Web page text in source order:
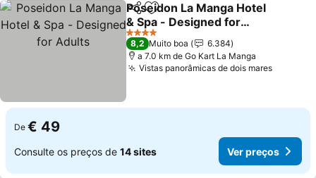
PartilharAdicionar aos favoritos
Poseidon La Manga Hotel
& Spa - Designed for
Adults
Ver preços
4 Estrelas
8,2 Muito boa
6.384
a 7.0 km de Go Kart La Manga
Vistas panorâmicas de dois maresVer
De € 49
Consulte os preços de 14 sites Ver preços